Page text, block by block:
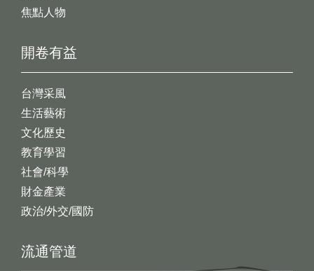
開卷有益
台灣采風
生活藝術
文化歷史
教育學習
社會/科學
財金產業
政治/外交/國防
焦點人物
流通管道